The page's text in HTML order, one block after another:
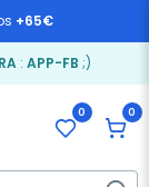
+65€
: APP-FB ;)
0 0